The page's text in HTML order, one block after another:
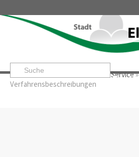
Startseite» »Service»
Verfahrensbeschreibungen
Leben & Erleben Rathaus & Service